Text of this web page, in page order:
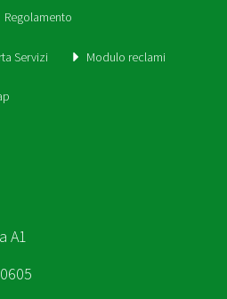
Regolamento
Servizi Modulo reclami
A1